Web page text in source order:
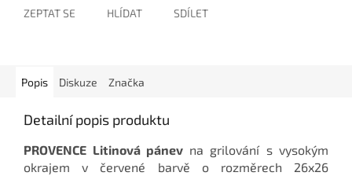
ZEPTAT SE HLÍDAT SDÍLET
Popis Diskuze Značka
Detailní popis produktu
PROVENCE Litinová pánev na grilování s vysokým
okrajem v červené barvě o rozměrech 26x26